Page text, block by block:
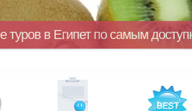
туров в Египет по самым